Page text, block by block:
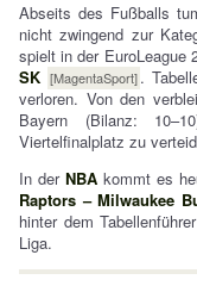
Abseits des Fußballs
nicht zwingend zur
spielt in der EuroLeague
SK [MagentaSport].
verloren. Von den
Bayern (Bilanz:
Viertelfinalplatz zu
In der NBAkommt es
Raptors – Milwaukee
hinter dem
Liga.